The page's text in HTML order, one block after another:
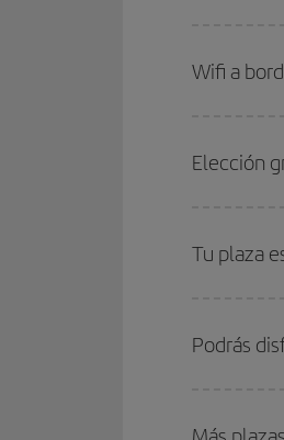
Wifi a
Elección
Tu plaza
Podrás